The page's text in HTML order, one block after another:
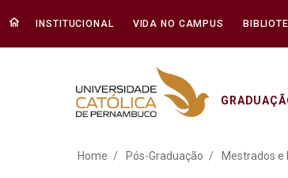
INSTITUCIONAL VIDA NO CAMPUS
Notícias
Home Pós-Graduação Mestrados e